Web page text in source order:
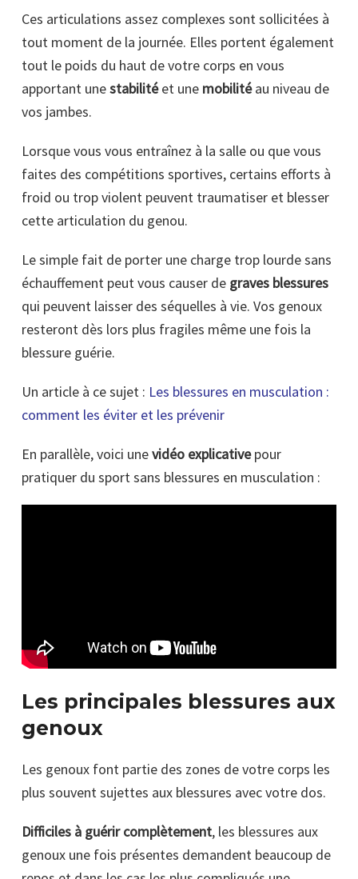
Ces articulations assez complexes sont sollicitées à
tout moment de la journée. Elles portent également
tout le poids du haut de votre corps en vous
apportant unestabilitéet une mobilitéau niveau de
vos jambes.
Lorsque vous vous entraînez à la salle ou que vous
faites des compétitions sportives, certains efforts à
froid ou trop violent peuvent traumatiser et blesser
cette articulation du genou.
Le simple fait de porter une charge trop lourde sans
échauffement peut vous causer de graves blessures
qui peuvent laisser des séquelles à vie. Vos genoux
resteront dès lors plus fragiles même une fois la
blessure guérie.
Un article à ce sujet : Les blessures en musculation :
comment les éviter et les prévenir
En parallèle, voici unevidéo explicativepour
pratiquer du sport sans blessures en musculation :
Les principales blessures aux
genoux
Les genoux font partie des zones de votre corps les
plus souvent sujettes aux blessures avec votre dos.
Difficiles à guérir complètement, les blessures aux
genoux une fois présentes demandent beaucoup de